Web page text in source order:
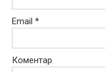
Email *
Коментар